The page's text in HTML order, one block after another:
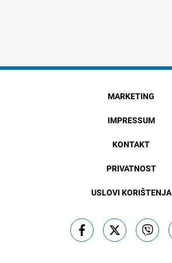
MARKETING
IMPRESSUM
KONTAKT
PRIVATNOST
USLOVI KORIŠTENJA